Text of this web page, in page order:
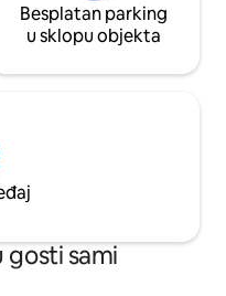
Besplatan parking
u sklopu objekta
gosti sami